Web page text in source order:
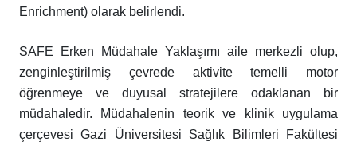
Enrichment) olarak belirlendi.
SAFE Erken Müdahale Yaklaşımı aile merkezli olup,
zenginleştirilmiş çevrede aktivite temelli motor
öğrenmeye ve duyusal stratejilere odaklanan bir
müdahaledir. Müdahalenin teorik ve klinik uygulama
çerçevesi Gazi Üniversitesi Sağlık Bilimleri Fakültesi